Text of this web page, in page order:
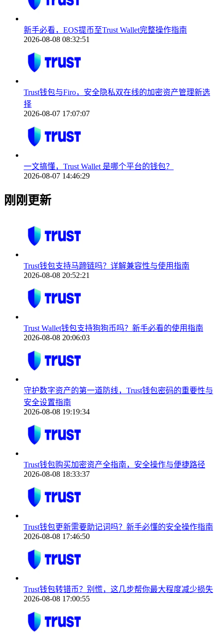
新手必看，EOS提币至Trust Wallet完整操作指南
2026-08-08 08:32:51
Trust钱包与Firo，安全隐私双在线的加密资产管理新选
择
2026-08-07 17:07:07
一文搞懂，Trust Wallet 是哪个平台的钱包？
2026-08-07 14:46:29
刚刚更新
Trust钱包支持马蹄链吗？详解兼容性与使用指南
2026-08-08 20:52:21
Trust Wallet钱包支持狗狗币吗？新手必看的使用指南
2026-08-08 20:06:03
守护数字资产的第一道防线，Trust钱包密码的重要性与
安全设置指南
2026-08-08 19:19:34
Trust钱包购买加密资产全指南，安全操作与便捷路径
2026-08-08 18:33:37
Trust钱包更新需要助记词吗？新手必懂的安全操作指南
2026-08-08 17:46:50
Trust钱包转错币？别慌，这几步帮你最大程度减少损失
2026-08-08 17:00:55